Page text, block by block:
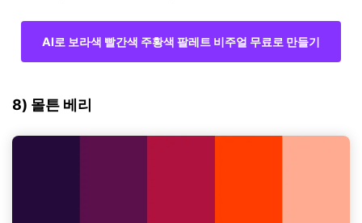
AI로 보라색 빨간색 주황색 팔레트 비주얼 무료로 만들기
8) 몰튼 베리